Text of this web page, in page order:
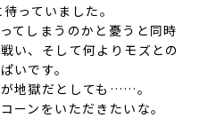
っていました。
てしまうのかと憂うと同時
い、そして何よりモズとの
いです。
地獄だとしても……。
ーンをいただきたいな。